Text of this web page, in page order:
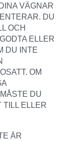
VÄGNAR
DU
OCH
ELLER
DU INTE
OM
DU
TILL ELLER
ÄR